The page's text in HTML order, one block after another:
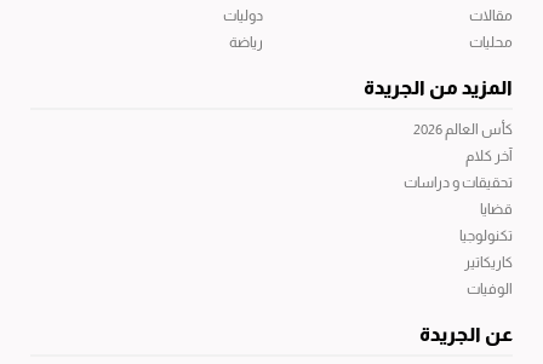
مقالات
محليات
دوليات
رياضة
المزيد من الجريدة
كأس العالم 2026
آخر كلام
تحقيقات و دراسات
قضايا
تكنولوجيا
كاريكاتير
الوفيات
عن الجريدة